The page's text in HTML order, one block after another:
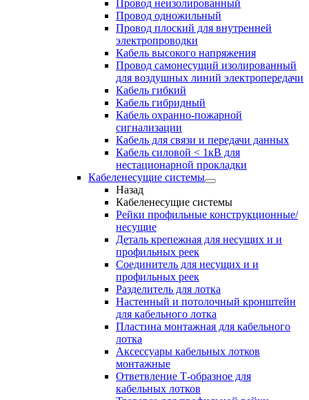
Провод неизолированный
Провод одножильный
Провод плоский для внутренней
электропроводки
Кабель высокого напряжения
Провод самонесущий изолированный
для воздушных линий электропередачи
Кабель гибкий
Кабель гибридный
Кабель охранно-пожарной
сигнализации
Кабель для связи и передачи данных
Кабель силовой < 1кВ для
нестационарной прокладки
Кабеленесущие системы
Назад
Кабеленесущие системы
Рейки профильные конструкционные/
несущие
Деталь крепежная для несущих и и
профильных реек
Соединитель для несущих и и
профильных реек
Разделитель для лотка
Настенный и потолочный кронштейн
для кабельного лотка
Пластина монтажная для кабельного
лотка
Аксессуары кабельных лотков
монтажные
Ответвление Т-образное для
кабельных лотков